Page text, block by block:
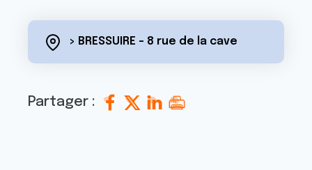
> BRESSUIRE - 8 rue de la cave
Partager :